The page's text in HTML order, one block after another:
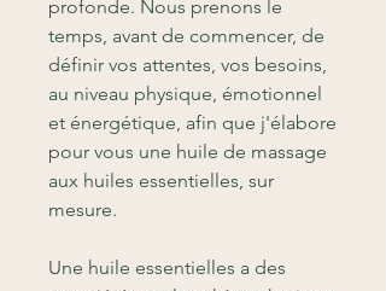
profonde. Nous prenons le
temps, avant de commencer, de
définir vos attentes, vos besoins,
au niveau physique, émotionnel
et énergétique, afin que j'élabore
pour vous une huile de massage
aux huiles essentielles, sur
mesure.
Une huile essentielles a des